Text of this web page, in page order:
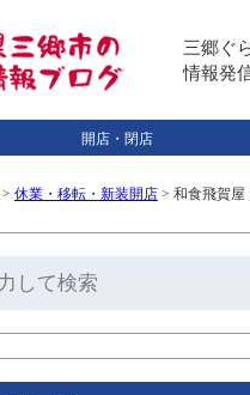
三郷ぐ
情報発
開店・閉店
> 休業・移転・新装開店 > 和食飛賀屋